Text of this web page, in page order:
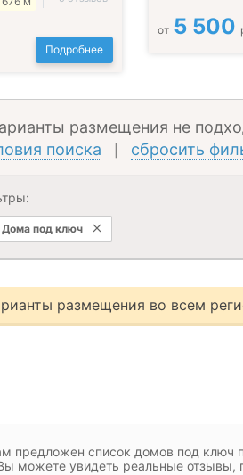
Подробнее
от 5 500
размещения не
поиска
сбросить
Дома под ключ
размещения во всем
предложен список домов под
можете увидеть реальные отзывы,